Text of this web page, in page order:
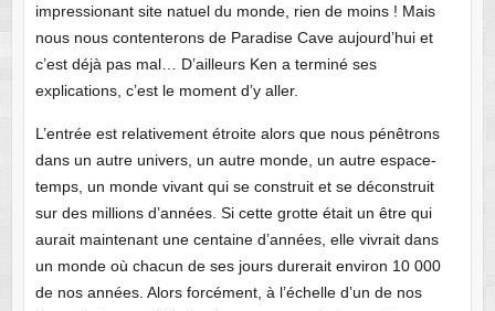
impressionant site natuel du monde, rien de moins ! Mais
nous nous contenterons de Paradise Cave aujourd’hui et
c’est déjà pas mal… D’ailleurs Ken a terminé ses
explications, c’est le moment d’y aller.
L’entrée est relativement étroite alors que nous pénêtrons
dans un autre univers, un autre monde, un autre espace-
temps, un monde vivant qui se construit et se déconstruit
sur des millions d’années. Si cette grotte était un être qui
aurait maintenant une centaine d’années, elle vivrait dans
un monde où chacun de ses jours durerait environ 10 000
de nos années. Alors forcément, à l’échelle d’un de nos